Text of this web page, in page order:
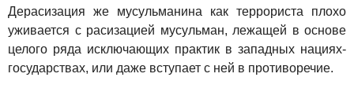
Дерасизация же мусульманина как террориста плохо
уживается с расизацией мусульман, лежащей в основе
целого ряда исключающих практик в западных нациях-
государствах, или даже вступает с ней в противоречие.